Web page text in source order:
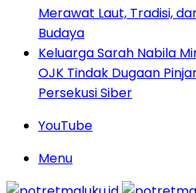
Merawat Laut, Tradisi,
Budaya
Keluarga Sarah Nabila
OJK Tindak Dugaan
Persekusi Siber
YouTube
Menu